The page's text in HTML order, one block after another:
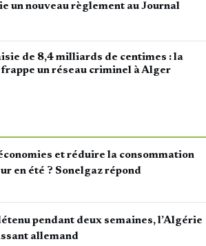
un nouveau règlement au Journal
de 8,4 milliards de centimes : la
un réseau criminel à Alger
et réduire la consommation
en été ? Sonelgaz répond
pendant deux semaines, l’Algérie
allemand